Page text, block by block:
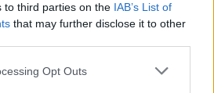
to third parties on the IAB’s List of
that may further disclose it to other
Opt Outs